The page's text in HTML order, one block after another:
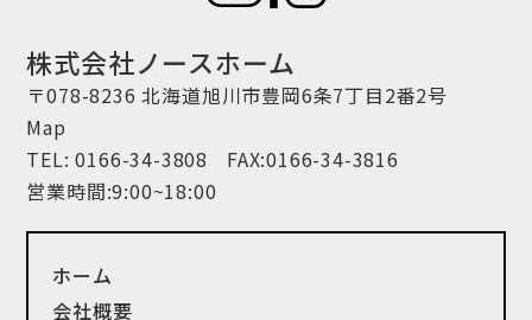
ホーム
会社概要
株式会社ノースホーム
〒078-8236 北海道旭川市豊岡6条7丁目2番2号
Map
TEL:0166-34-3808
FAX:0166-34-3816
営業時間:9:00~18:00